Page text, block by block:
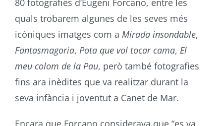
80 fotografies d‘Eugeni Forcano, entre les
quals trobarem algunes de les seves més
icòniques imatges com a Mirada insondable,
Fantasmagoria, Pota que vol tocar cama, El
meu colom de la Pau, però també fotografies
fins ara inèdites que va realitzar durant la
seva infància i joventut a Canet de Mar.
Encara que Forcano considerava que “es va